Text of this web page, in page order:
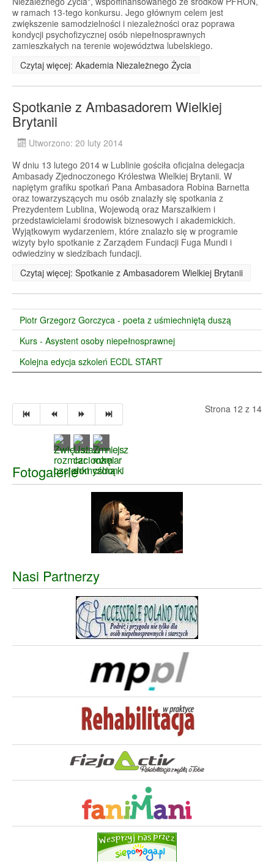
w ramach 13-tego konkursu. Jego głównym celem jest
zwiększenie samodzielności i niezależności oraz poprawa
kondycji psychofizycznej osób niepełnosprawnych
zamieszkałych na terenie województwa lubelskiego.
Czytaj więcej: Akademia Niezależnego Życia
Spotkanie z Ambasadorem Wielkiej
Brytanii
Utworzono: 20 luty 2014
W dniu 13 lutego 2014 w Lublinie gościła oficjalna delegacja
Ambasady Zjednoczonego Królestwa Wielkiej Brytanii. W
napiętym grafiku spotkań Pana Ambasadora Robina Barnetta
oraz towarzyszących mu osób znalazły się spotkania z
Prezydentem Lublina, Wojewodą oraz Marszałkiem i
przedstawicielami środowisk biznesowych i akademickich.
Wyjątkowym wydarzeniem, które znalazło się w programie
wizyty było spotkanie z Zarządem Fundacji Fuga Mundi i
odwiedziny w siedzibach fundacji.
Czytaj więcej: Spotkanie z Ambasadorem Wielkiej Brytanii
Piotr Grzegorz Gorczyca - poeta z uśmiechniętą duszą
Kurs - Asystent osoby niepełnosprawnej
Kolejna edycja szkoleń ECDL START
Strona 12 z 14
Fotogalerie
Nasi Partnerzy